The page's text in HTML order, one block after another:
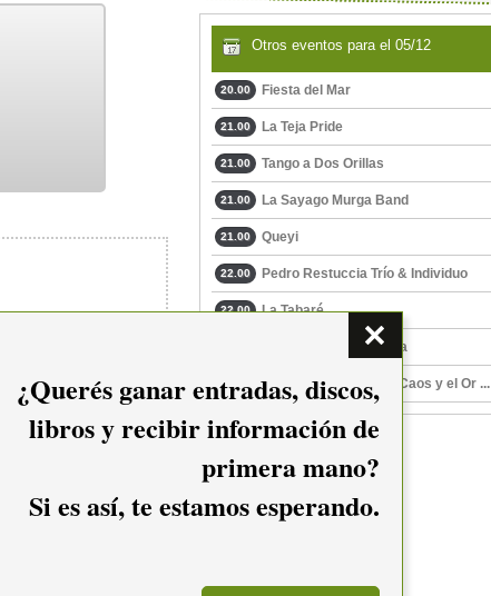
Otros eventos para el 05/12
20.00 Fiesta del Mar
21.00 La Teja Pride
21.00 Tango a Dos Orillas
21.00 La Sayago Murga Band
21.00 Queyi
22.00 Pedro Restuccia Trío & Individuo
22.00 La Tabaré
La Imbailable Orquesta
23.00 Lanzamiento Entre el Caos y el Or ...
¿Querés ganar entradas, discos,
libros y recibir información de
primera mano?
Si es así, te estamos esperando.